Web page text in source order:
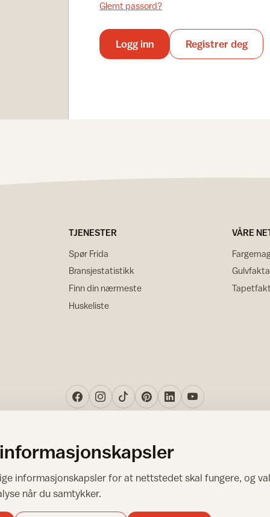
Glemt passord?
Logg inn Registrer deg
TJENESTER
Spør Frida
Bransjestatistikk
Finn din nærmeste
Huskeliste
VÅRE
Gulvfakta
Copyright © 1995-2026. All Rights Reserved.
Ansvarlig redaktør: Helge Bod Vangen
informasjonskapsler for at nettstedet skal fungere, og
når du samtykker.